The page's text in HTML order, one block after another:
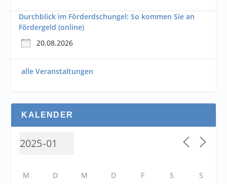
Durchblick im Förderdschungel: So kommen Sie an
Fördergeld (online)
20.08.2026
alle Veranstaltungen
KALENDER
M D M D F S S